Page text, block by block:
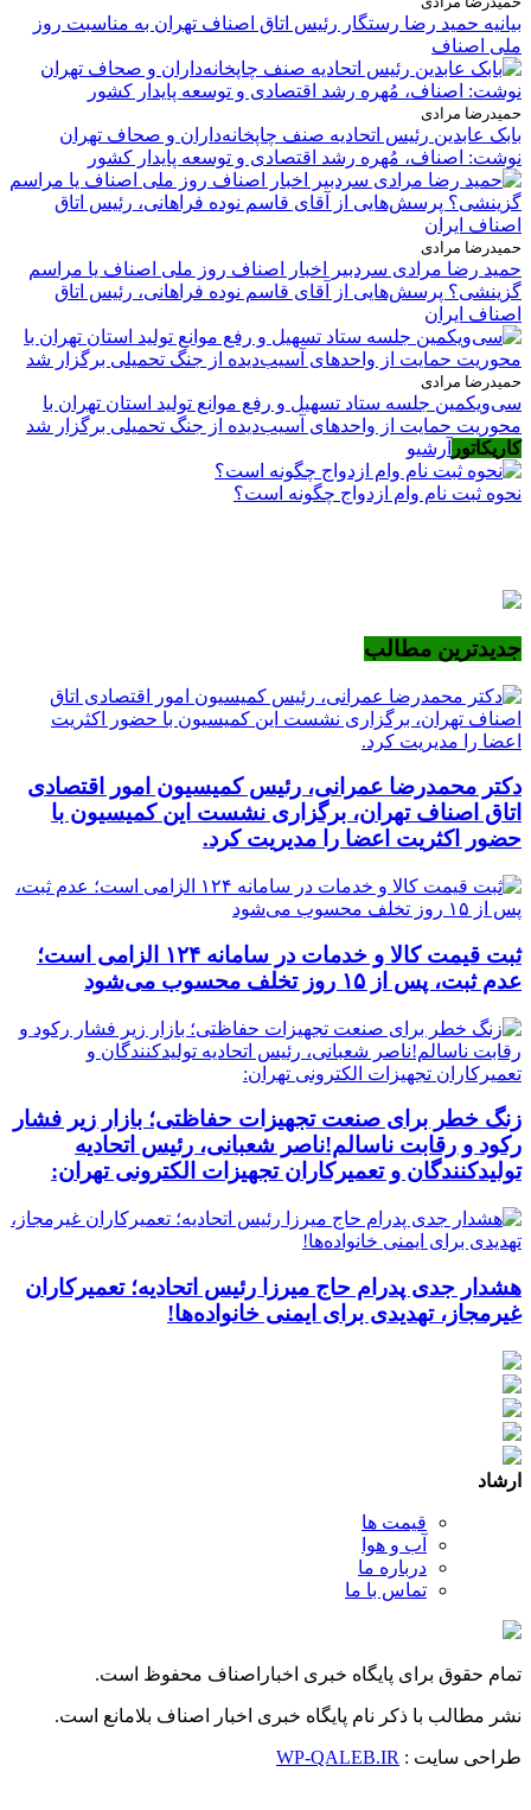
بیانیه حمید رضا رستگار رئیس اتاق اصناف تهران به مناسبت روز
ملی اصناف
حمیدرضا مرادی
بابک عابدین رئیس اتحادیه صنف چاپخانه‌داران و صحاف تهران
نوشت: اصناف، مُهره رشد اقتصادی و توسعه پایدار کشور
حمیدرضا مرادی
حمید رضا مرادی سردبیر اخبار اصناف روز ملی اصناف یا مراسم
گزینشی؟ پرسش‌هایی از آقای قاسم نوده فراهانی، رئیس اتاق
اصناف ایران
حمیدرضا مرادی
سی‌ویکمین جلسه ستاد تسهیل و رفع موانع تولید استان تهران با
محوریت حمایت از واحدهای آسیب‌دیده از جنگ تحمیلی برگزار شد
کاریکاتور آرشیو
نحوه ثبت نام وام ازدواج چگونه است؟
جدیدترین مطالب
دکتر محمدرضا عمرانی، رئیس کمیسیون امور اقتصادی
اتاق اصناف تهران، برگزاری نشست این کمیسیون با
حضور اکثریت اعضا را مدیریت کرد.
ثبت قیمت کالا و خدمات در سامانه ۱۲۴ الزامی است؛
عدم ثبت، پس از ۱۵ روز تخلف محسوب می‌شود
زنگ خطر برای صنعت تجهیزات حفاظتی؛ بازار زیر فشار
رکود و رقابت ناسالم!ناصر شعبانی، رئیس اتحادیه
تولیدکنندگان و تعمیرکاران تجهیزات الکترونی تهران:
هشدار جدی پدرام حاج میرزا رئیس اتحادیه؛ تعمیرکاران
غیرمجاز، تهدیدی برای ایمنی خانواده‌ها!
ارشاد
قیمت ها
آب و هوا
درباره ما
تماس با ما
تمام حقوق برای پایگاه خبری اخباراصناف محفوظ است.
نشر مطالب با ذکر نام پایگاه خبری اخبار اصناف بلامانع است.
طراحی سایت : WP-QALEB.IR